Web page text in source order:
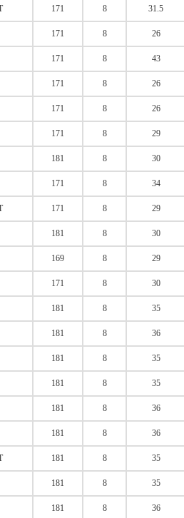
171 8 31.5
171 8 26
171 8 43
171 8 26
171 8 26
171 8 29
181 8 30
171 8 34
171 8 29
181 8 30
169 8 29
171 8 30
181 8 35
181 8 36
181 8 35
181 8 35
181 8 36
181 8 36
181 8 35
181 8 35
181 8 36